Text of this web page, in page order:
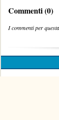
Commenti (0)
I commenti per